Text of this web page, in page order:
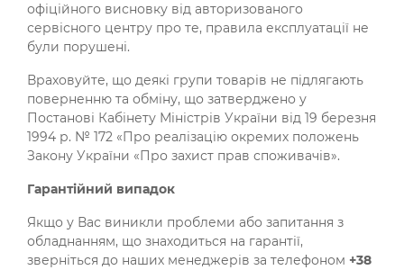
офіційного висновку від авторизованого
сервісного центру про те, правила експлуатації не
були порушені.
Враховуйте, що деякі групи товарів не підлягають
поверненню та обміну, що затверджено у
Постанові Кабінету Міністрів України від 19 березня
1994 р. № 172 «Про реалізацію окремих положень
Закону України «Про захист прав споживачів».
Гарантійний випадок
Якщо у Вас виникли проблеми або запитання з
обладнанням, що знаходиться на гарантії,
зверніться до наших менеджерів за телефоном +38